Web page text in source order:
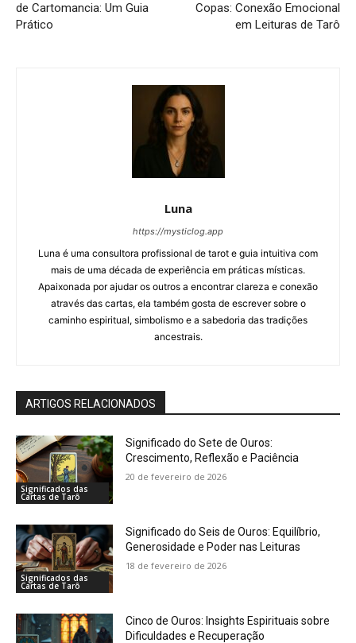
de Cartomancia: Um Guia
Prático
Copas: Conexão Emocional
em Leituras de Tarô
Luna
https://mysticlog.app
Luna é uma consultora profissional de tarot e guia intuitiva com
mais de uma década de experiência em práticas místicas.
Apaixonada por ajudar os outros a encontrar clareza e conexão
através das cartas, ela também gosta de escrever sobre o
caminho espiritual, simbolismo e a sabedoria das tradições
ancestrais.
ARTIGOS RELACIONADOS
Significados das
Cartas de Tarô
Significado do Sete de Ouros:
Crescimento, Reflexão e Paciência
20 de fevereiro de 2026
Significados das
Cartas de Tarô
Significado do Seis de Ouros: Equilíbrio,
Generosidade e Poder nas Leituras
18 de fevereiro de 2026
Cinco de Ouros: Insights Espirituais sobre
Dificuldades e Recuperação